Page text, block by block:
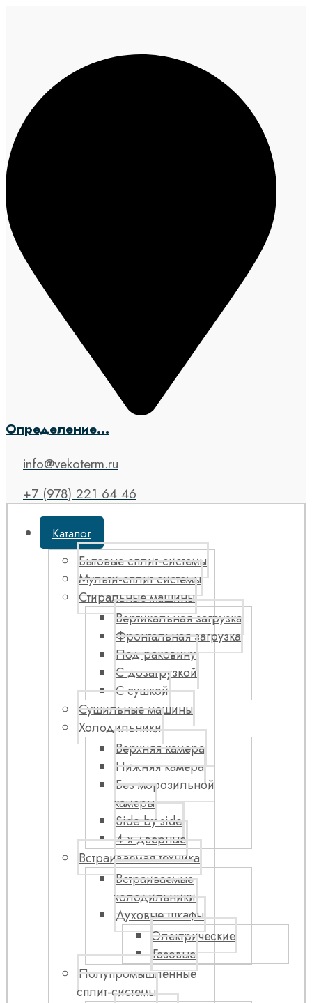
Определение...
info@vekoterm.ru
+7 (978) 221 64 46
Каталог
Бытовые сплит-системы
Мульти-сплит системы
Стиральные машины
Вертикальная загрузка
Фронтальная загрузка
Под раковину
С дозагрузкой
С сушкой
Сушильные машины
Холодильники
Верхняя камера
Нижняя камера
Без морозильной
камеры
Side by side
4-х дверные
Встраиваемая техника
Встраиваемые
холодильники
Духовые шкафы
Электрические
Газовые
Полупромышленные
сплит-системы